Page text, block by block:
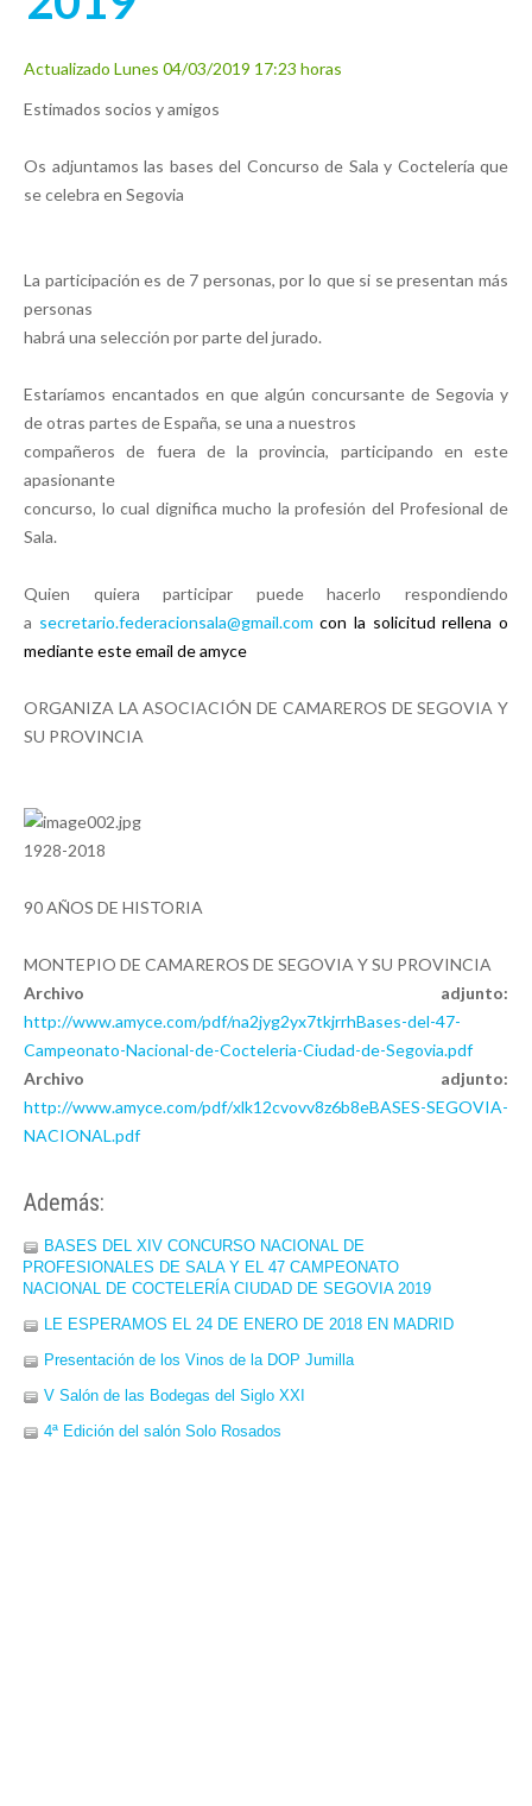
Actualizado Lunes 04/03/2019 17:23 horas
Estimados socios y amigos
Os adjuntamos las bases del Concurso de Sala y Coctelería que
se celebra en Segovia
La participación es de 7 personas, por lo que si se presentan más
personas
habrá una selección por parte del jurado.
Estaríamos encantados en que algún concursante de Segovia y
de otras partes de España, se una a nuestros
compañeros de fuera de la provincia, participando en este
apasionante
concurso, lo cual dignifica mucho la profesión del Profesional de
Sala.
Quien quiera participar puede hacerlo respondiendo
a secretario.federacionsala@gmail.com con la solicitud rellena o
mediante este email de amyce
ORGANIZA LA ASOCIACIÓN DE CAMAREROS DE SEGOVIA Y
SU PROVINCIA
1928-2018
90 AÑOS DE HISTORIA
MONTEPIO DE CAMAREROS DE SEGOVIA Y SU PROVINCIA
Archivo adjunto:
http://www.amyce.com/pdf/na2jyg2yx7tkjrrhBases-del-47-
Campeonato-Nacional-de-Cocteleria-Ciudad-de-Segovia.pdf
Archivo adjunto:
http://www.amyce.com/pdf/xlk12cvovv8z6b8eBASES-SEGOVIA-
NACIONAL.pdf
Además:
BASES DEL XIV CONCURSO NACIONAL DE
PROFESIONALES DE SALA Y EL 47 CAMPEONATO
NACIONAL DE COCTELERÍA CIUDAD DE SEGOVIA 2019
LE ESPERAMOS EL 24 DE ENERO DE 2018 EN MADRID
Presentación de los Vinos de la DOP Jumilla
V Salón de las Bodegas del Siglo XXI
4ª Edición del salón Solo Rosados